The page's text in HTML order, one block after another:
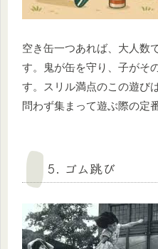
空き缶一つあれば、大人数
す。鬼が缶を守り、子がそ
す。スリル満点のこの遊び
問わず集まって遊ぶ際の定
5. ゴム跳び